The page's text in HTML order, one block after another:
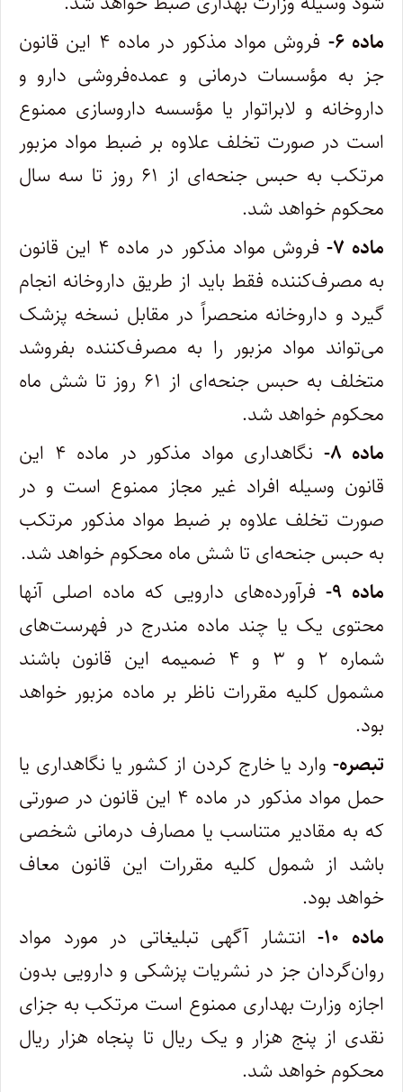
ماده ۶-
فروش مواد مذکور در ماده ۴ این قانون
جز به مؤسسات درمانی و عمده‌فروشی دارو و
داروخانه و لابراتوار یا مؤسسه داروسازی ممنوع
‌است در صورت تخلف علاوه بر ضبط مواد مزبور
مرتکب به حبس جنحه‌ای از ۶۱ روز تا سه سال
محکوم خواهد شد. ‌
ماده ۷-
فروش مواد مذکور در ماده ۴ این قانون
به مصرف‌کننده فقط باید از طریق داروخانه انجام
گیرد و داروخانه منحصراً در مقابل نسخه پزشک
‌می‌تواند مواد مزبور را به مصرف‌کننده بفروشد
متخلف به حبس جنحه‌ای از ۶۱ روز تا شش ماه
محکوم خواهد شد.
ماده ۸-
نگاهداری مواد مذکور در ماده ۴ این
قانون وسیله افراد غیر مجاز ممنوع است و در
صورت تخلف علاوه بر ضبط مواد مذکور مرتکب
به‌ حبس جنحه‌ای تا شش ماه محکوم خواهد شد.
ماده ۹-
فرآورده‌های دارویی که ماده اصلی آنها
محتوی یک یا چند ماده مندرج در فهرست‌های
شماره ۲ و ۳ و ۴ ضمیمه این قانون باشند
مشمول ‌کلیه مقررات ناظر بر ماده مزبور خواهد
بود.
تبصره- وارد یا خارج کردن از کشور یا نگاهداری یا
حمل مواد مذکور در ماده ۴ این قانون در صورتی
که به مقادیر متناسب یا مصارف درمانی‌ شخصی
باشد از شمول کلیه مقررات این قانون معاف
خواهد بود.
ماده ۱۰-
انتشار آگهی تبلیغاتی در مورد مواد
روان‌گردان جز در نشریات پزشکی و دارویی بدون
اجازه وزارت بهداری ممنوع است مرتکب به جزای
‌نقدی از پنج هزار و یک ریال تا پنجاه هزار ریال
محکوم خواهد شد.